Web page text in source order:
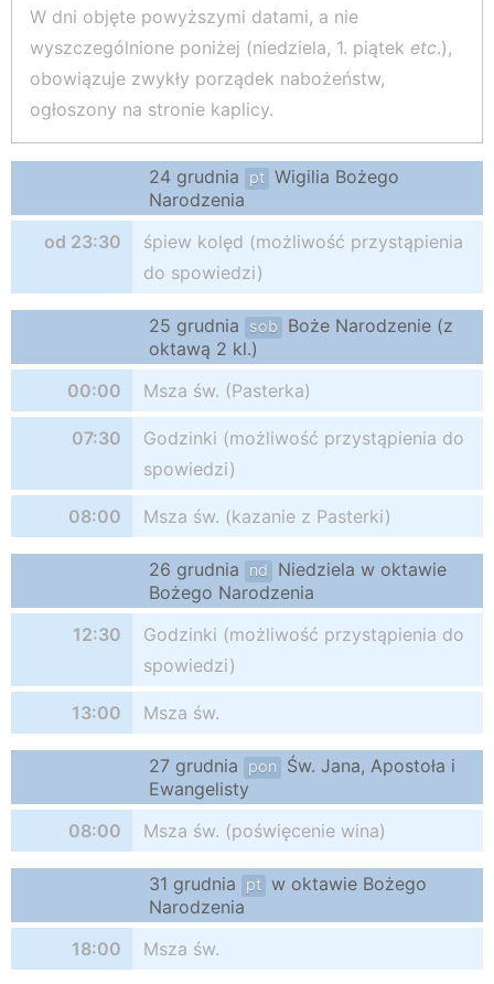
W dni objęte powyższymi datami, a nie
wyszczególnione poniżej (niedziela, 1. piątek etc.),
obowiązuje zwykły porządek nabożeństw,
ogłoszony na stronie kaplicy.
24 grudnia pt Wigilia Bożego
Narodzenia
od 23:30
śpiew kolęd (możliwość przystąpienia
do spowiedzi)
25 grudnia sob
Boże Narodzenie (z
oktawą 2 kl.)
00:00
Msza św. (Pasterka)
07:30
Godzinki (możliwość przystąpienia do
spowiedzi)
08:00 Msza św. (kazanie z Pasterki)
26 grudnia nd
Niedziela w oktawie
Bożego Narodzenia
12:30
Godzinki (możliwość przystąpienia do
spowiedzi)
13:00 Msza św.
27 grudnia pon
Św. Jana, Apostoła i
Ewangelisty
08:00
Msza św. (poświęcenie wina)
31 grudnia pt w oktawie Bożego
Narodzenia
18:00
Msza św.